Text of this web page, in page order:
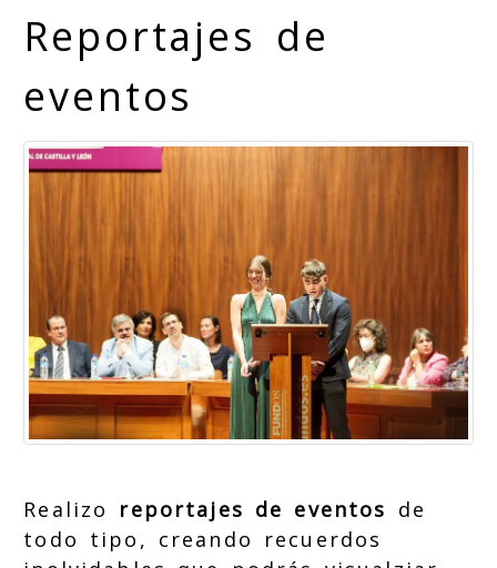
Reportajes de
eventos
Realizo reportajes de eventos de
todo tipo, creando recuerdos